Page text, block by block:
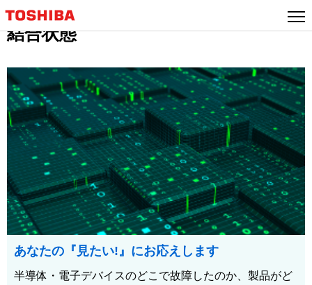
結合状態
あなたの『見たい!』にお応えします
半導体・電子デバイスのどこで故障したのか、製品がど